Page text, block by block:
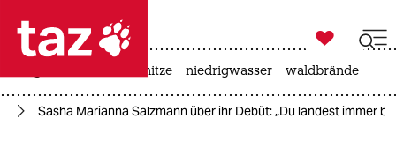
 taz zahl ich
taz zahl ich

taz zahl ich
hitze niedrigwasser waldbrände
Sasha Marianna Salzmann über ihr Debüt: „Du landest immer